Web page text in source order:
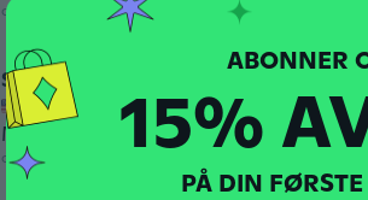
ca. 5 år siden
Silvana
Ble med i 2017 · 6 omtaler
Muy bonito me quedo ala perfección
ca. 5 år siden 15%
PÅ DIN